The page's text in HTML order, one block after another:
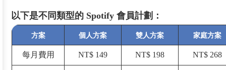
以下是不同類型的 Spotify 會員計劃：
方案 個人方案 雙人方案 家庭方案
每月費用 NT$ 149 NT$ 198 NT$ 268